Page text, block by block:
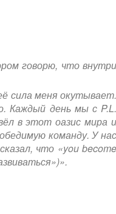
говорю, что внутри
сила меня окутывает.
Каждый день мы с P.L.
в этот оазис мира и
команду. У нас
что «you become